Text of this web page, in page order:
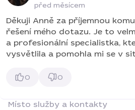
před měsícem
Děkuji Anně za příjemnou
řešení mého dotazu. Je to
a profesionální specialistka,
vysvětlila a pomohla mi se v
0 0
Místo služby a kontakty